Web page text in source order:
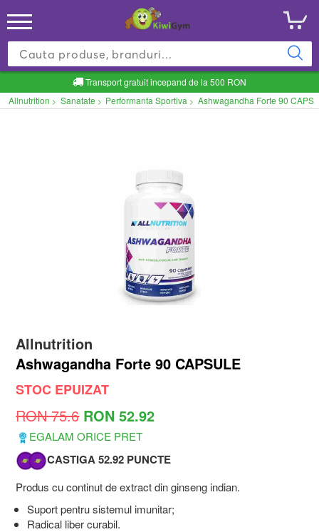
Transport gratuit incepand de la 500 RON
Allnutrition > Sanatate > Performanta Sportiva > Ashwagandha Forte 90 CAPS
Allnutrition
Ashwagandha Forte 90 CAPSULE
STOC EPUIZAT
RON 75.6 RON 52.92
EGALAM ORICE PRET
CASTIGA 52.92 PUNCTE
Produs cu continut de extract din ginseng indian.
Suport pentru sistemul imunitar;
Radical liber curabil.